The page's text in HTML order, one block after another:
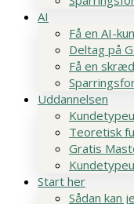
AI
Få en AI-
Deltag på
Få en
Uddannelsen
Teoretisk
Gratis
Start her
Sådan kan